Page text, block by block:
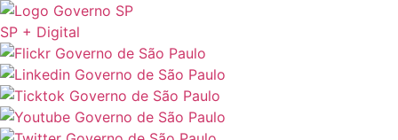
SP + Digital